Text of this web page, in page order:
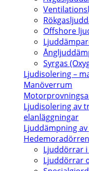
Offshore
Syrgas
Ljudisolering –
Manöverrum
Ljudisolering av
elanläggningar
Ljuddämpning
Hedemoradörren
Ljuddörrar
Ljuddörrar